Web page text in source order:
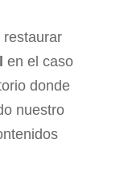
restaurar
en el caso
donde
nuestro